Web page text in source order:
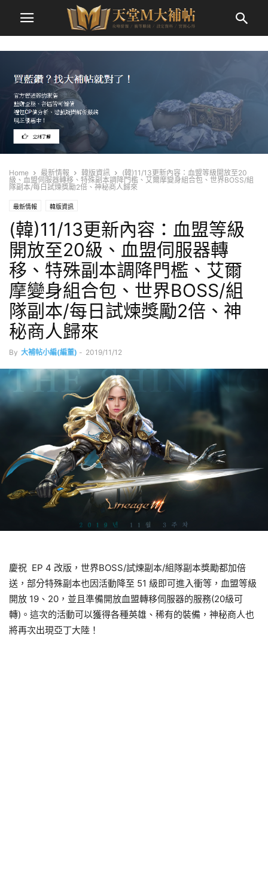
Home 最新情報 韓版資訊
(韓)11/13更新內容：血盟等級開放至20
級、血盟伺服器轉移、特殊副本調降門檻、艾爾摩變身組合包、世界BOSS/組
隊副本/每日試煉獎勵2倍、神秘商人歸來
最新情報 韓版資訊
(韓)11/13更新內容：血盟等級
開放至20級、血盟伺服器轉
移、特殊副本調降門檻、艾爾
摩變身組合包、世界BOSS/組
隊副本/每日試煉獎勵2倍、神
秘商人歸來
By 大補帖小編(編董) - 2019/11/12
慶祝 EP 4 改版，世界BOSS/試煉副本/組隊副本獎勵都加倍
送，部分特殊副本也因活動降至 51 級即可進入衝等，血盟等級
開放 19、20，並且準備開放血盟轉移伺服器的服務(20級可
轉)。這次的活動可以獲得各種英雄、稀有的裝備，神秘商人也
將再次出現亞丁大陸！